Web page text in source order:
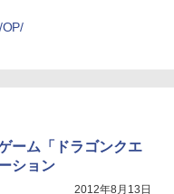
ーム「ドラゴンクエ
ション
2012年8月13日